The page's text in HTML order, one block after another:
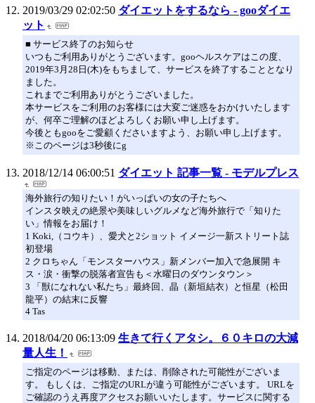
2019/03/29 02:02:50 ダイエットをするなら - gooダイエ
ット
■ サービス終了のお知らせ
いつもご利用ありがとうございます。gooヘルスケアはこの度、
2019年3月28日(木)をもちまして、サービスを終了することとなり
ました。
これまでご利用ありがとうございました。
本サービスをご利用のお客様には大変ご迷惑をおかけいたします
が、何卒ご理解のほどよろしくお願い申し上げます。
今後ともgooをご愛顧くださいますよう、お願い申し上げます。
※このページは3秒後にg
2018/12/14 06:00:51 ダイエット 記事一覧 - モデルプレス
海外旅行の知りたい！がいっぱいの女の子たちへ
インスタ映えの絶景や美味しいグルメなど海外旅行で「知りた
い」情報をお届け！
1 Koki,（コウキ）、愛犬と2ショット イメージ一新ストリート誌
初登場
2 クロちゃん「モンスターハウス」新メンバー加入で急展開 キ
ス・涙・衝撃の脱落者宣告も＜水曜日のダウンタウン＞
3 「獣になれない私たち」最終回、晶（新垣結衣）と恒星（松田
龍平）の結末に反響
4 Tas
2018/04/20 06:13:09 生きて行くアタシ。６０キロの大減
量人生！
ご指定のページは移動、または、削除された可能性がございま
す。 もしくは、ご指定のURLが違う可能性がございます。 URLを
ご確認のうえ再度アクセスお願いいたします。サービスに関する